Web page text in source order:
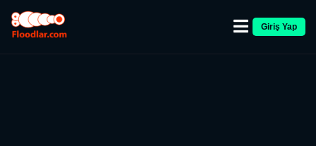
Giriş Yap